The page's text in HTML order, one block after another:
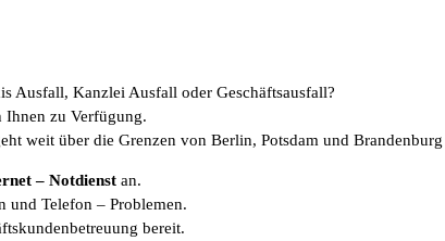
Ausfall, Kanzlei Ausfall oder Geschäftsausfall?
Ihnen zu Verfügung.
weit über die Grenzen von Berlin, Potsdam und
– Notdienst an.
und Telefon – Problemen.
bereit.